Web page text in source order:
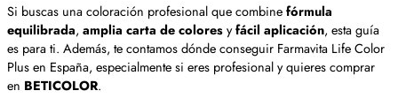
Si buscas una coloración profesional que combinefórmula
equilibrada, amplia carta de coloresyfácil aplicación, esta guía
es para ti. Además, te contamos dónde conseguir Farmavita Life Color
Plus en España, especialmente si eres profesional y quieres comprar
en BETICOLOR.